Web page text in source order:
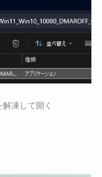
凍して開く